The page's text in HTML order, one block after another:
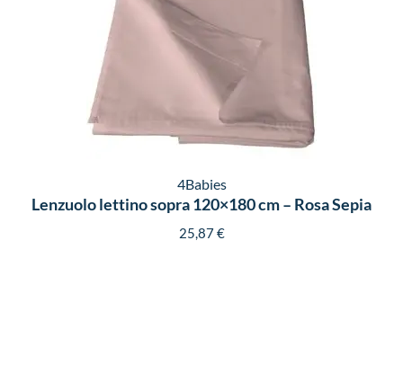
4Babies
Lenzuolo lettino sopra 120×180 cm – Rosa Sepia
25,87€